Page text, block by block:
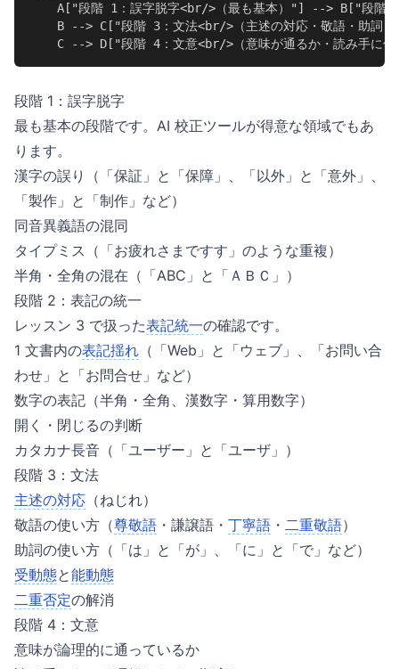
A["段階 1：誤字脱字<br/>（最も基本）"] --> B["段階
B --> C["段階 3：文法<br/>（主述の対応・敬語・助詞）
C --> D["段階 4：文意<br/>（意味が通るか・読み手に伝
段階 1：誤字脱字
最も基本の段階です。AI 校正ツールが得意な領域でもあ
ります。
漢字の誤り（「保証」と「保障」、「以外」と「意外」、
「製作」と「制作」など）
同音異義語の混同
タイプミス（「お疲れさまですす」のような重複）
半角・全角の混在（「ABC」と「ＡＢＣ」）
段階 2：表記の統一
レッスン 3 で扱った表記統一の確認です。
1 文書内の表記揺れ （「Web」と「ウェブ」、「お問い合
わせ」と「お問合せ」など）
数字の表記（半角・全角、漢数字・算用数字）
開く・閉じるの判断
カタカナ長音（「ユーザー」と「ユーザ」）
段階 3：文法
主述の対応 （ねじれ）
敬語の使い方（尊敬語 ・謙譲語・ 丁寧語 ・ 二重敬語）
助詞の使い方（「は」と「が」、「に」と「で」など）
受動態と能動態
二重否定の解消
段階 4：文意
意味が論理的に通っているか